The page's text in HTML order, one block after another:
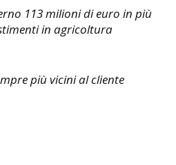
113 milioni di euro in più
in agricoltura
più vicini al cliente